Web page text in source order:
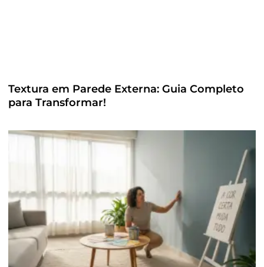
Textura em Parede Externa: Guia Completo
para Transformar!